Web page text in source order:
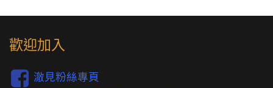
歡迎加入
澈見粉絲專頁